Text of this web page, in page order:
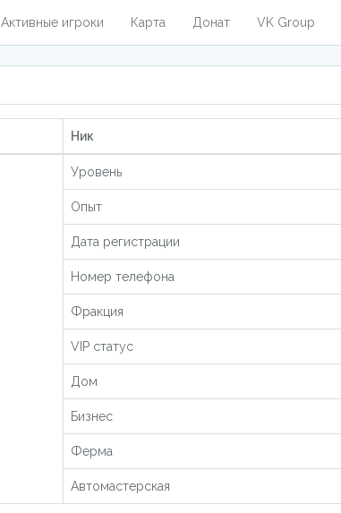
Активные игроки Карта Донат VK Group
Ник
Уровень
Опыт
Дата регистрации
Номер телефона
Фракция
VIP статус
Дом
Бизнес
Ферма
Автомастерская